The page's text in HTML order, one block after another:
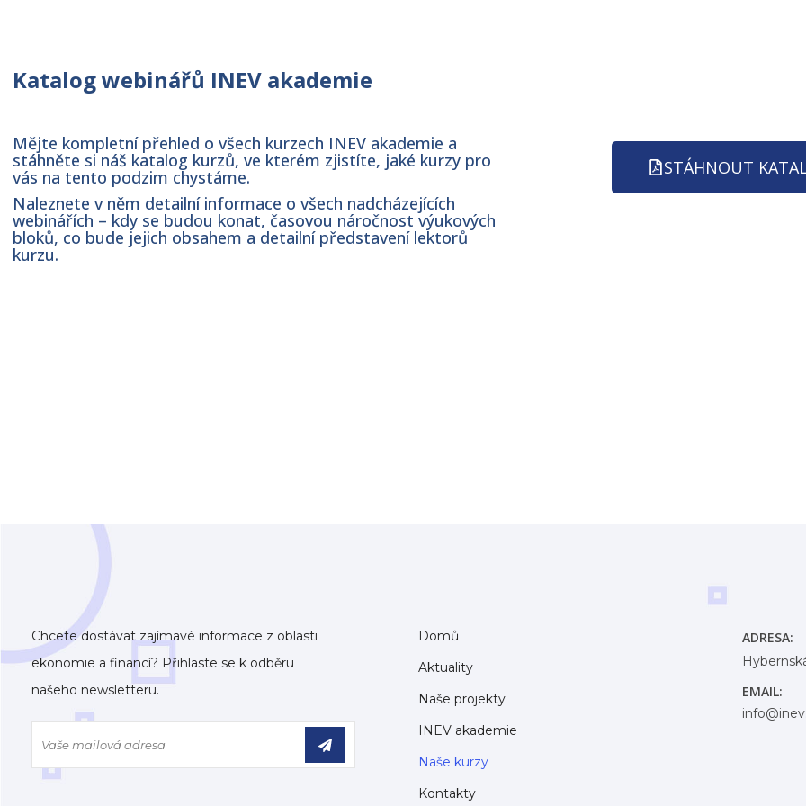
Katalog webinářů INEV akademie
Mějte kompletní přehled o všech kurzech INEV akademie a
stáhněte si náš katalog kurzů, ve kterém zjistíte, jaké kurzy pro
vás na tento podzim chystáme.
Naleznete v něm detailní informace o všech nadcházejících
webinářích – kdy se budou konat, časovou náročnost výukových
bloků, co bude jejich obsahem a detailní představení lektorů
kurzu.
STÁHNOUT
Chcete dostávat zajímavé informace z oblasti
ekonomie a financí? Přihlaste se k odběru
našeho newsletteru.
Domů
Aktuality
Naše projekty
INEV akademie
Naše kurzy
Kontakty
ADRESA:
EMAIL: